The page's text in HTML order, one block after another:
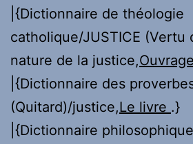
|{Dictionnaire de théologie
catholique/JUSTICE (Vertu
nature de la justice,Ouvrage
|{Dictionnaire des
(Quitard)/justice,Le livre .}
|{Dictionnaire